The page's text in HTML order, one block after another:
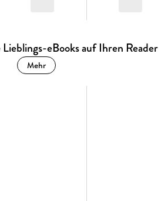
eBooks auf Ihren Reader
Mehr